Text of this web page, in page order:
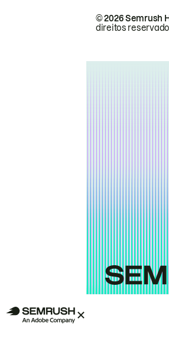
© 2026 Semrush
direitos